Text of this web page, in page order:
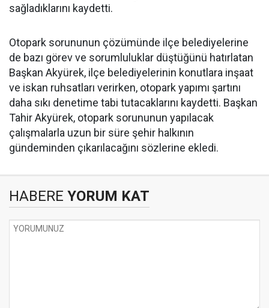
sağladıklarını kaydetti.
Otopark sorununun çözümünde ilçe belediyelerine
de bazı görev ve sorumluluklar düştüğünü hatırlatan
Başkan Akyürek, ilçe belediyelerinin konutlara inşaat
ve iskan ruhsatları verirken, otopark yapımı şartını
daha sıkı denetime tabi tutacaklarını kaydetti. Başkan
Tahir Akyürek, otopark sorununun yapılacak
çalışmalarla uzun bir süre şehir halkının
gündeminden çıkarılacağını sözlerine ekledi.
HABERE YORUM KAT